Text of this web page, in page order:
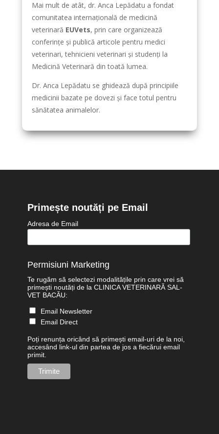
Mai mult de atât, dr. Anca Lepădatu a fondat
comunitatea internațională de medicină
veterinară EUVets, prin care organizează
conferințe și publică articole pentru medici
veterinari, tehnicieni veterinari și studenți la
Medicină Veterinară din toată lumea.
Dr. Anca Lepădatu se ghidează după principiile
medicinii bazate pe dovezi și face totul pentru
sănătatea animalelor.
Primește noutăți pe Email
Adresa de Email
Permisiuni Marketing
Te rugăm să selectezi modalitățile prin care vrei să
primești noutăți de la CLINICA VETERINARĂ SAL-
VET BACĂU:
Email Newsletter
Email Direct
Poți renunța oricând să primești email-uri de la noi,
accesând link-ul din partea de jos a fiecărui email
primit.